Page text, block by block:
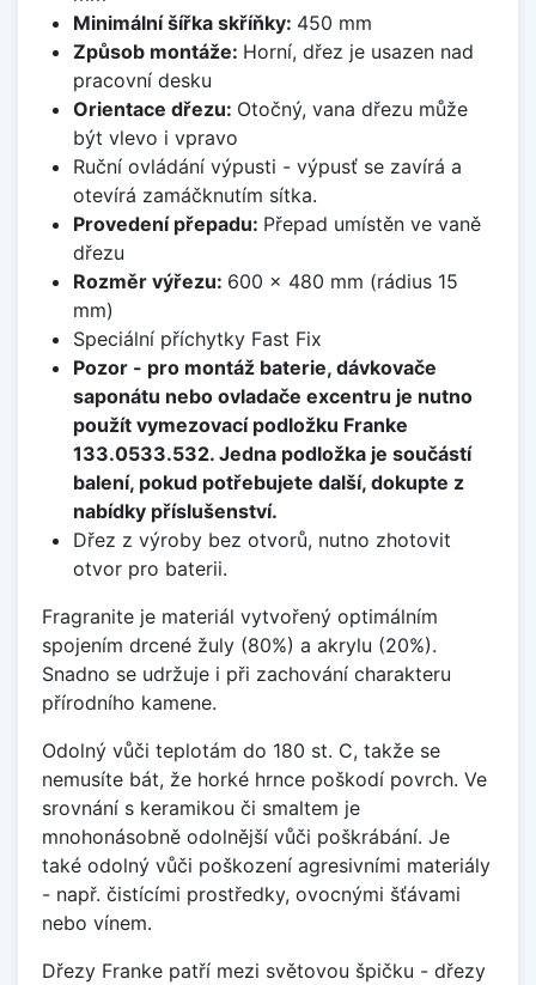
Minimální šířka skříňky: 450 mm
Způsob montáže: Horní, dřez je usazen nad
pracovní desku
Orientace dřezu: Otočný, vana dřezu může
být vlevo i vpravo
Ruční ovládání výpusti - výpusť se zavírá a
otevírá zamáčknutím sítka.
Provedení přepadu: Přepad umístěn ve vaně
dřezu
Rozměr výřezu: 600 x 480 mm (rádius 15
mm)
Speciální příchytky Fast Fix
Pozor - pro montáž baterie, dávkovače
saponátu nebo ovladače excentru je nutno
použít vymezovací podložku Franke
133.0533.532. Jedna podložka je součástí
balení, pokud potřebujete další, dokupte z
nabídky příslušenství.
Dřez z výroby bez otvorů, nutno zhotovit
otvor pro baterii.
Fragranite je materiál vytvořený optimálním
spojením drcené žuly (80%) a akrylu (20%).
Snadno se udržuje i při zachování charakteru
přírodního kamene.
Odolný vůči teplotám do 180 st. C, takže se
nemusíte bát, že horké hrnce poškodí povrch. Ve
srovnání s keramikou či smaltem je
mnohonásobně odolnější vůči poškrábání. Je
také odolný vůči poškození agresivními materiály
- např. čistícími prostředky, ovocnými šťávami
nebo vínem.
Dřezy Franke patří mezi světovou špičku - dřezy